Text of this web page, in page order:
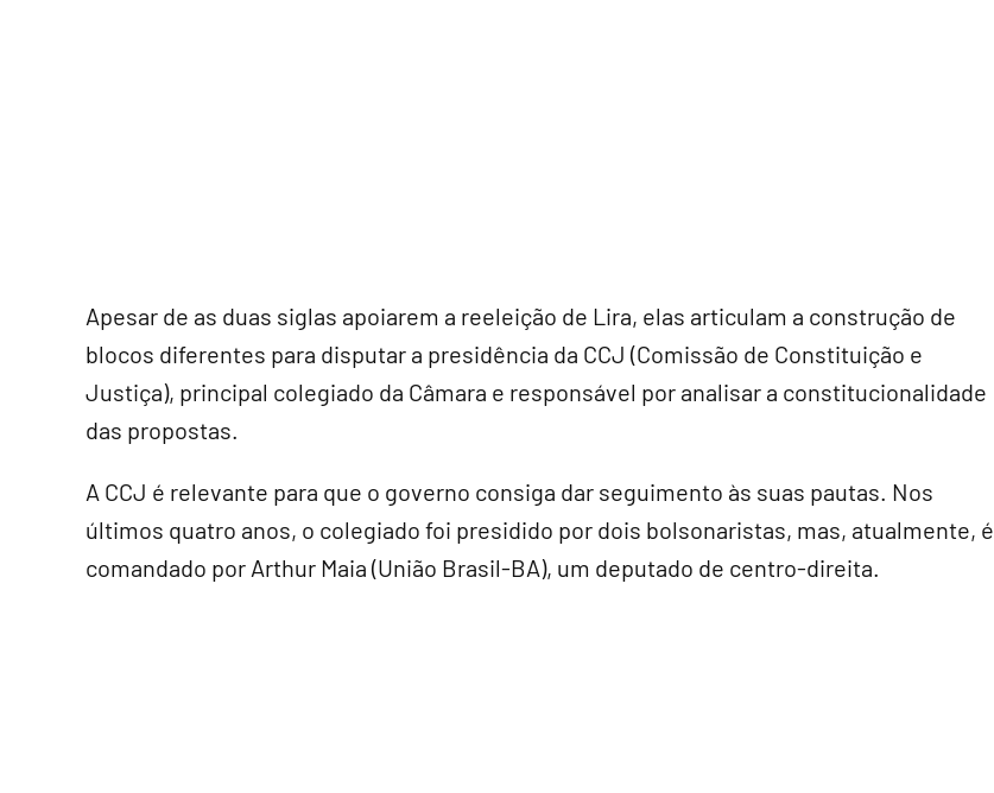
Apesar de as duas siglas apoiarem a reeleição de Lira, elas articulam a construção de
blocos diferentes para disputar a presidência da CCJ (Comissão de Constituição e
Justiça), principal colegiado da Câmara e responsável por analisar a constitucionalidade
das propostas.
A CCJ é relevante para que o governo consiga dar seguimento às suas pautas. Nos
últimos quatro anos, o colegiado foi presidido por dois bolsonaristas, mas, atualmente, é
comandado por Arthur Maia (União Brasil-BA), um deputado de centro-direita.